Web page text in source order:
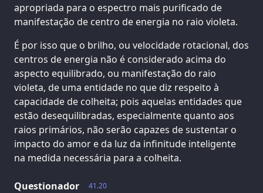
apropriada para o espectro mais purificado de
manifestação de centro de energia no raio violeta.
É por isso que o brilho, ou velocidade rotacional, dos
centros de energia não é considerado acima do
aspecto equilibrado, ou manifestação do raio
violeta, de uma entidade no que diz respeito à
capacidade de colheita; pois aquelas entidades que
estão desequilibradas, especialmente quanto aos
raios primários, não serão capazes de sustentar o
impacto do amor e da luz da infinitude inteligente
na medida necessária para a colheita.
41.20
Questionador